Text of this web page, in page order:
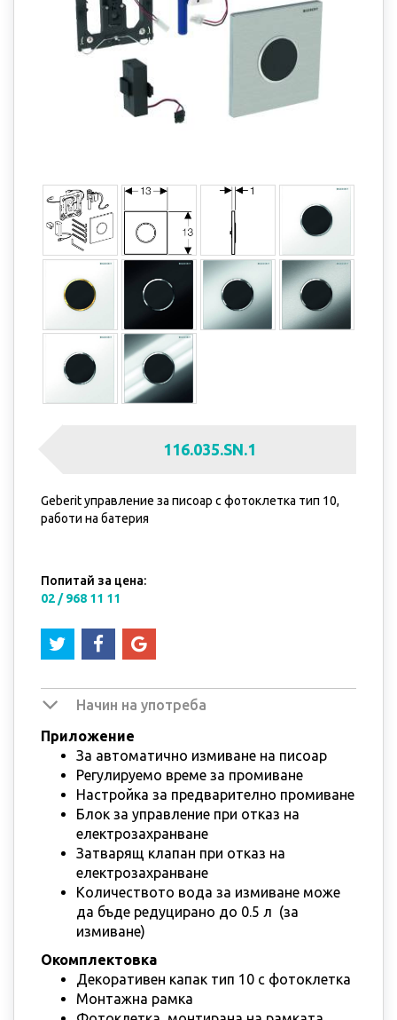
116.035.SN.1
Geberit управление за писоар с фотоклетка тип 10,
работи на батерия
Попитай за цена:
02 / 968 11 11
Начин на употреба
Приложение
За автоматично измиване на писоар
Регулируемо време за промиване
Настройка за предварително промиване
Блок за управление при отказ на
електрозахранване
Затварящ клапан при отказ на
електрозахранване
Количеството вода за измиване може
да бъде редуцирано до 0.5 л (за
измиване)
Окомплектовка
Декоративен капак тип 10 с фотоклетка
Монтажна рамка